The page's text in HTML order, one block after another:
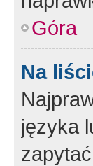
Góra
Na
języka